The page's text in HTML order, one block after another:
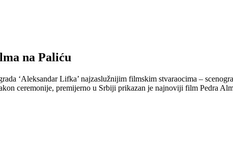
na Paliću
‘Aleksandar Lifka’ najzaslužnijim filmskim stvaraocima –
ceremonije, premijerno u Srbiji prikazan je najnoviji film Pedra